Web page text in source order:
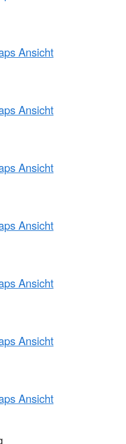
Ansicht
Ansicht
Ansicht
Ansicht
Ansicht
Ansicht
Ansicht